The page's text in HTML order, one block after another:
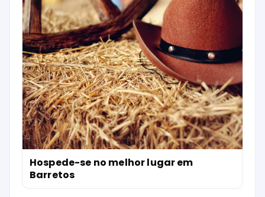
Hospede-se no melhor lugar em
Barretos